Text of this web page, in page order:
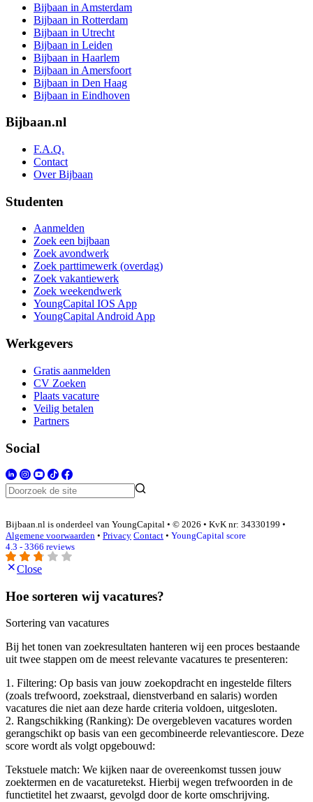
Bijbaan in Amsterdam
Bijbaan in Rotterdam
Bijbaan in Utrecht
Bijbaan in Leiden
Bijbaan in Haarlem
Bijbaan in Amersfoort
Bijbaan in Den Haag
Bijbaan in Eindhoven
Bijbaan.nl
F.A.Q.
Contact
Over Bijbaan
Studenten
Aanmelden
Zoek een bijbaan
Zoek avondwerk
Zoek parttimewerk (overdag)
Zoek vakantiewerk
Zoek weekendwerk
YoungCapital IOS App
YoungCapital Android App
Werkgevers
Gratis aanmelden
CV Zoeken
Plaats vacature
Veilig betalen
Partners
Social
Bijbaan.nl is onderdeel van YoungCapital • © 2026 • KvK nr: 34330199 •
Algemene voorwaarden • Privacy Contact • YoungCapital score
4.3 - 3366 reviews
Close
Hoe sorteren wij vacatures?
Sortering van vacatures
Bij het tonen van zoekresultaten hanteren wij een proces bestaande
uit twee stappen om de meest relevante vacatures te presenteren:
1. Filtering: Op basis van jouw zoekopdracht en ingestelde filters
(zoals trefwoord, zoekstraal, dienstverband en salaris) worden
vacatures die niet aan deze harde criteria voldoen, uitgesloten.
2. Rangschikking (Ranking): De overgebleven vacatures worden
gerangschikt op basis van een gecombineerde relevantiescore. Deze
score wordt als volgt opgebouwd:
Tekstuele match: We kijken naar de overeenkomst tussen jouw
zoektermen en de vacaturetekst. Hierbij wegen trefwoorden in de
functietitel het zwaarst, gevolgd door de korte omschrijving.